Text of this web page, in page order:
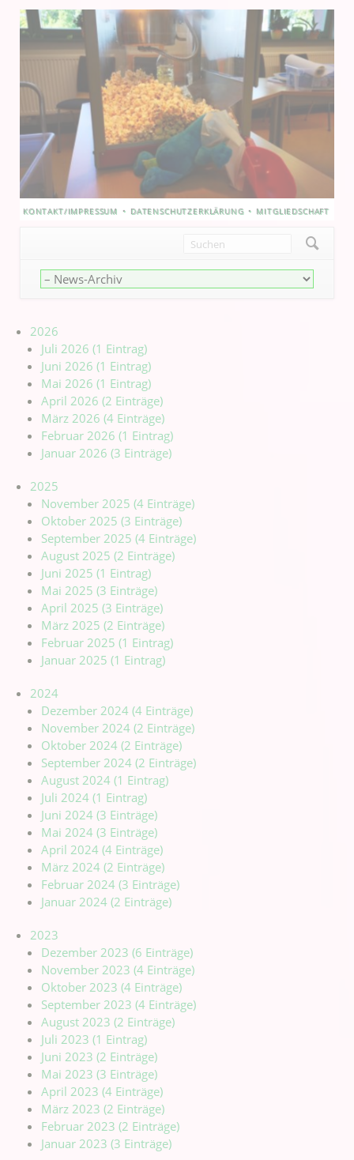
NAVIGATION
KONTAKT/IMPRESSUM DATENSCHUTZERKLÄRUNG MITGLIEDSCHAFT
Navigation
2026
Juli 2026 (1 Eintrag)
Juni 2026 (1 Eintrag)
Mai 2026 (1 Eintrag)
April 2026 (2 Einträge)
März 2026 (4 Einträge)
Februar 2026 (1 Eintrag)
Januar 2026 (3 Einträge)
2025
November 2025 (4 Einträge)
Oktober 2025 (3 Einträge)
September 2025 (4 Einträge)
August 2025 (2 Einträge)
Juni 2025 (1 Eintrag)
Mai 2025 (3 Einträge)
April 2025 (3 Einträge)
März 2025 (2 Einträge)
Februar 2025 (1 Eintrag)
Januar 2025 (1 Eintrag)
2024
Dezember 2024 (4 Einträge)
November 2024 (2 Einträge)
Oktober 2024 (2 Einträge)
September 2024 (2 Einträge)
August 2024 (1 Eintrag)
Juli 2024 (1 Eintrag)
Juni 2024 (3 Einträge)
Mai 2024 (3 Einträge)
April 2024 (4 Einträge)
März 2024 (2 Einträge)
Februar 2024 (3 Einträge)
Januar 2024 (2 Einträge)
2023
Dezember 2023 (6 Einträge)
November 2023 (4 Einträge)
Oktober 2023 (4 Einträge)
September 2023 (4 Einträge)
August 2023 (2 Einträge)
Juli 2023 (1 Eintrag)
Juni 2023 (2 Einträge)
Mai 2023 (3 Einträge)
April 2023 (4 Einträge)
März 2023 (2 Einträge)
Februar 2023 (2 Einträge)
Januar 2023 (3 Einträge)